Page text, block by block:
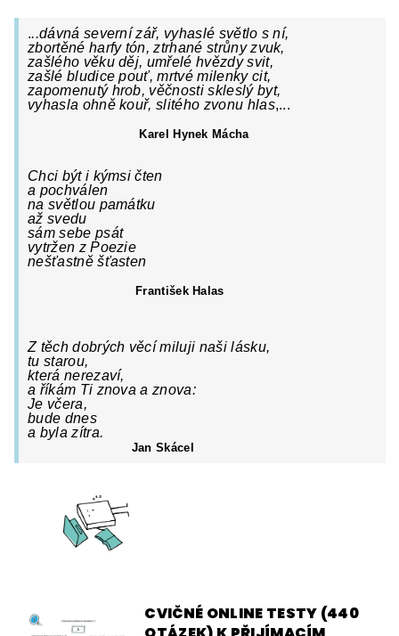
...dávná severní zář, vyhaslé světlo s ní,
zbortěné harfy tón, ztrhané strůny zvuk,
zašlého věku děj, umřelé hvězdy svit,
zašlé bludice pouť, mrtvé milenky cit,
zapomenutý hrob, věčnosti skleslý byt,
vyhasla ohně kouř, slitého zvonu hlas,...
Karel Hynek Mácha
Chci být i kýmsi čten
a pochválen
na světlou památku
až svedu
sám sebe psát
vytržen z Poezie
nešťastně šťasten
František Halas
Z těch dobrých věcí miluji naši lásku,
tu starou,
která nerezaví,
a říkám Ti znova a znova:
Je včera,
bude dnes
a byla zítra.
Jan Skácel
CVIČNÉ ONLINE TESTY (440